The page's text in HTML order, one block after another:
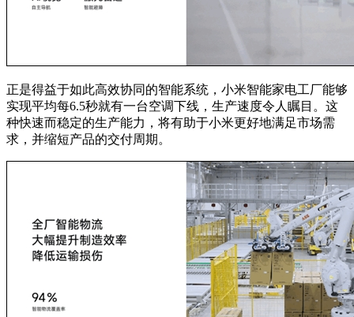
正是得益于如此高效协同的智能系统，小米智能家电工厂能够
实现平均每6.5秒就有一台空调下线，生产速度令人瞩目。这
种快速而稳定的生产能力，将有助于小米更好地满足市场需
求，并缩短产品的交付周期。